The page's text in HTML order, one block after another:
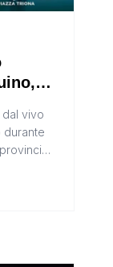
il
dal vivo
durante